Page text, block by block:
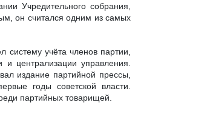
Учредительного собрания,
он считался одним из самых
учёта членов партии,
и централизации управления.
издание партийной прессы,
годы советской власти.
партийных товарищей.